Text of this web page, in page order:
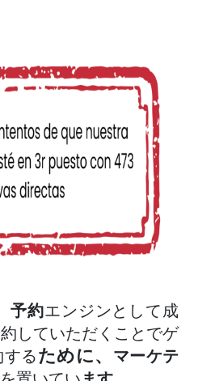
予約エンジンとして成
していただくことでゲ
るために、 マーケテ